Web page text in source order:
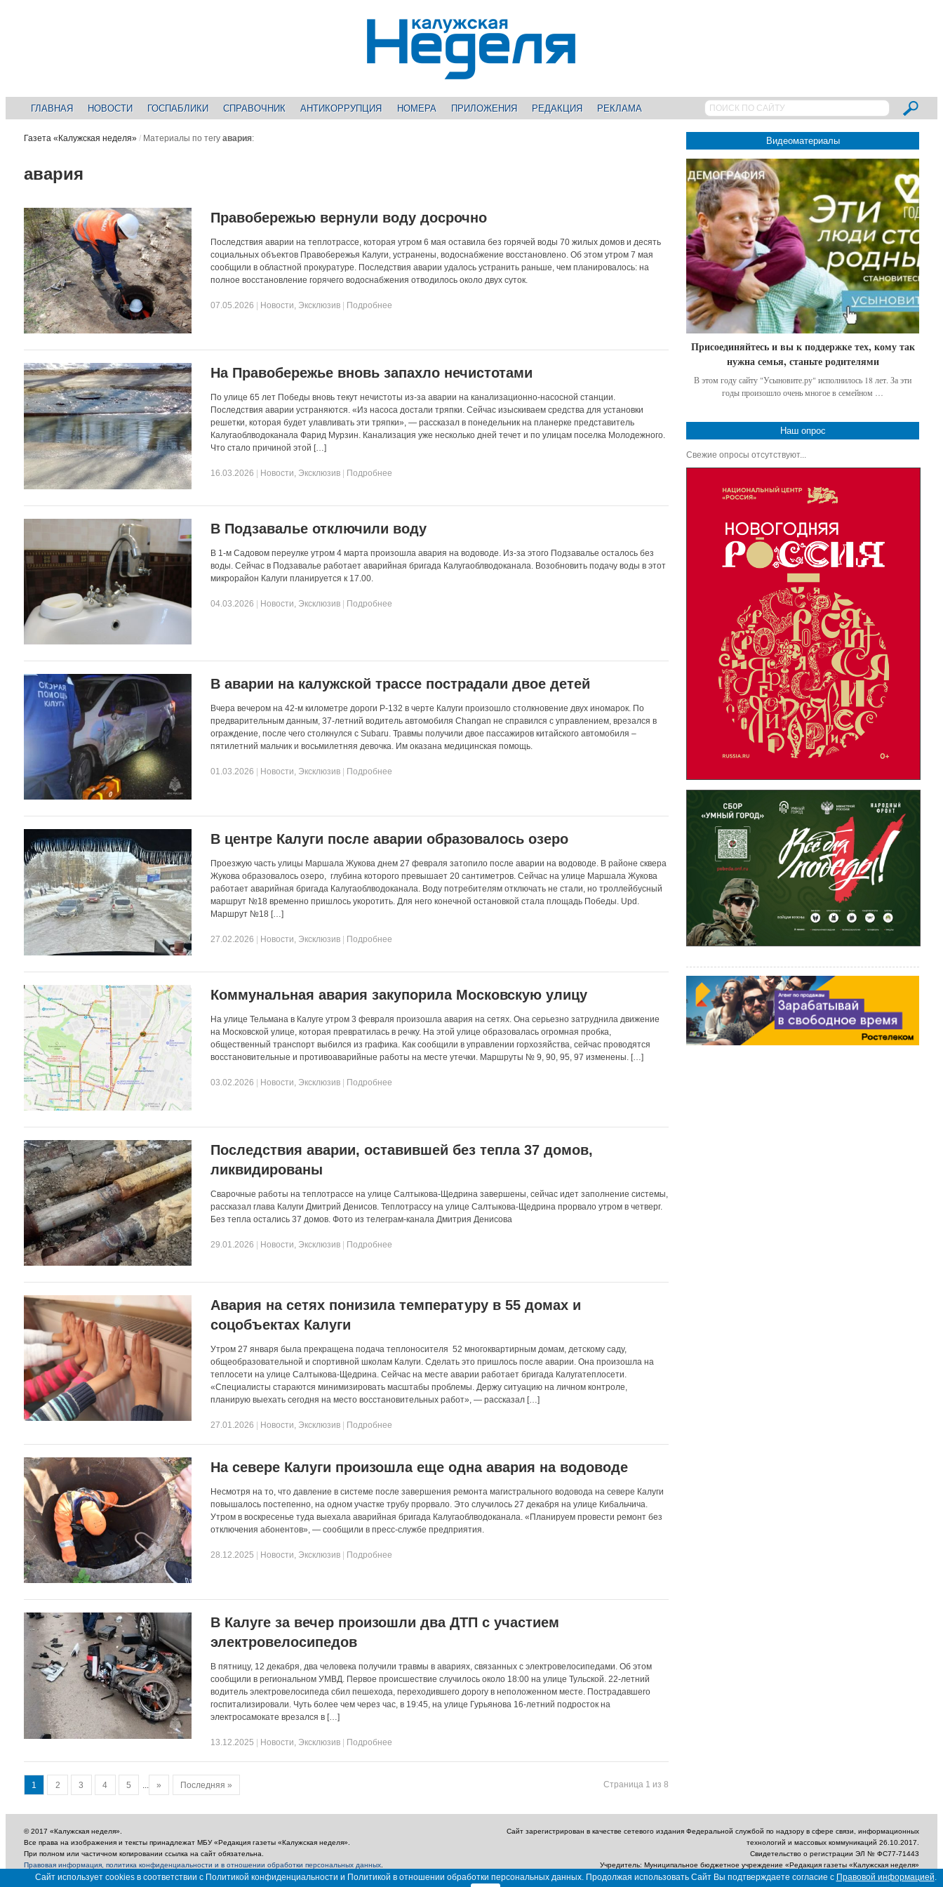
ГЛАВНАЯ НОВОСТИ ГОСПАБЛИКИ СПРАВОЧНИК АНТИКОРРУПЦИЯ НОМЕРА ПРИЛОЖЕНИЯ РЕДАКЦИЯ РЕКЛАМА
Газета «Калужская неделя» / Материалы по тегу авария:
авария
Правобережью вернули воду досрочно
Последствия аварии на теплотрассе, которая утром 6 мая оставила без горячей воды 70 жилых домов и десять
социальных объектов Правобережья Калуги, устранены, водоснабжение восстановлено. Об этом утром 7 мая
сообщили в областной прокуратуре. Последствия аварии удалось устранить раньше, чем планировалось: на
полное восстановление горячего водоснабжения отводилось около двух суток.
07.05.2026 Новости, Эксклюзив Подробнее
На Правобережье вновь запахло нечистотами
По улице 65 лет Победы вновь текут нечистоты из-за аварии на канализационно-насосной станции.
Последствия аварии устраняются. «Из насоса достали тряпки. Сейчас изыскиваем средства для установки
решетки, которая будет улавливать эти тряпки», — рассказал в понедельник на планерке представитель
Калугаоблводоканала Фарид Мурзин. Канализация уже несколько дней течет и по улицам поселка Молодежного.
Что стало причиной этой […]
16.03.2026 Новости, Эксклюзив Подробнее
В Подзавалье отключили воду
В 1-м Садовом переулке утром 4 марта произошла авария на водоводе. Из-за этого Подзавалье осталось без
воды. Сейчас в Подзавалье работает аварийная бригада Калугаоблводоканала. Возобновить подачу воды в этот
микрорайон Калуги планируется к 17.00.
04.03.2026 | Новости Эксклюзив | Подробнее
В аварии на калужской трассе пострадали двое детей
Вчера вечером на 42-м километре дороги Р-132 в черте Калуги произошло столкновение двух иномарок. По
предварительным данным, 37-летний водитель автомобиля Changan не справился с управлением, врезался в
ограждение, после чего столкнулся с Subaru. Травмы получили двое пассажиров китайского автомобиля –
пятилетний мальчик и восьмилетняя девочка. Им оказана медицинская помощь.
01.03.2026 Новости, Эксклюзив Подробнее
В центре Калуги после аварии образовалось озеро
Проезжую часть улицы Маршала Жукова днем 27 февраля затопило после аварии на водоводе. В районе сквера
Жукова образовалось озеро, глубина которого превышает 20 сантиметров. Сейчас на улице Маршала Жукова
работает аварийная бригада Калугаоблводоканала. Воду потребителям отключать не стали, но троллейбусный
маршрут №18 временно пришлось укоротить. Для него конечной остановкой стала площадь Победы. Upd.
Маршрут №18 […]
27.02.2026 Новости, Эксклюзив Подробнее
Коммунальная авария закупорила Московскую улицу
На улице Тельмана в Калуге утром 3 февраля произошла авария на сетях. Она серьезно затруднила движение
на Московской улице, которая превратилась в речку. На этой улице образовалась огромная пробка,
общественный транспорт выбился из графика. Как сообщили в управлении горхозяйства, сейчас проводятся
восстановительные и противоаварийные работы на месте утечки. Маршруты № 9, 90, 95, 97 изменены. […]
03.02.2026 | Новости Эксклюзив | Подробнее
Последствия аварии, оставившей без тепла 37 домов,
ликвидированы
Сварочные работы на теплотрассе на улице Салтыкова-Щедрина завершены, сейчас идет заполнение системы,
рассказал глава Калуги Дмитрий Денисов. Теплотрассу на улице Салтыкова-Щедрина прорвало утром в четверг.
Без тепла остались 37 домов. Фото из телеграм-канала Дмитрия Денисова
29.01.2026 | Новости Эксклюзив | Подробнее
Авария на сетях понизила температуру в 55 домах и
соцобъектах Калуги
Утром 27 января была прекращена подача теплоносителя 52 многоквартирным домам, детскому саду,
общеобразовательной и спортивной школам Калуги. Сделать это пришлось после аварии. Она произошла на
теплосети на улице Салтыкова-Щедрина. Сейчас на месте аварии работает бригада Калугатеплосети.
«Специалисты стараются минимизировать масштабы проблемы. Держу ситуацию на личном контроле,
планирую выехать сегодня на место восстановительных работ», — рассказал […]
27.01.2026 Новости, Эксклюзив Подробнее
На севере Калуги произошла еще одна авария на водоводе
Несмотря на то, что давление в системе после завершения ремонта магистрального водовода на севере Калуги
повышалось постепенно, на одном участке трубу прорвало. Это случилось 27 декабря на улице Кибальчича.
Утром в воскресенье туда выехала аварийная бригада Калугаоблводоканала. «Планируем провести ремонт без
отключения абонентов», — сообщили в пресс-службе предприятия.
28.12.2025 Новости, Эксклюзив Подробнее
В Калуге за вечер произошли два ДТП с участием
электровелосипедов
В пятницу, 12 декабря, два человека получили травмы в авариях, связанных с электровелосипедами. Об этом
сообщили в региональном УМВД. Первое происшествие случилось около 18:00 на улице Тульской. 22-летний
водитель электровелосипеда сбил пешехода, переходившего дорогу в неположенном месте. Пострадавшего
госпитализировали. Чуть более чем через час, в 19:45, на улице Гурьянова 16-летний подросток на
электросамокате врезался в […]
13.12.2025 Новости, Эксклюзив Подробнее
Страница 1 из 8
1 2 3 4 5 ... » Последняя »
Видеоматериалы
Присоединяйтесь и вы к поддержке тех, кому так
нужна семья, станьте родителями
В этом году сайту "Усыновите.ру" исполнилось 18 лет. За эти
годы произошло очень многое в семейном …
Наш опрос
Свежие опросы отсутствуют...
© 2017 «Калужская неделя».
Все права на изображения и тексты принадлежат МБУ «Редакция газеты «Калужская неделя».
При полном или частичном копировании ссылка на сайт обязательна.
Правовая информация, политика конфиденциальности и в отношении обработки персональных данных.
18+
Сайт зарегистрирован в качестве сетевого издания Федеральной службой по надзору в сфере связи, информационных
технологий и массовых коммуникаций 26.10.2017.
Свидетельство о регистрации ЭЛ № ФС77-71443
Учредитель: Муниципальное бюджетное учреждение «Редакция газеты «Калужская неделя»
Главный редактор: Амбарцумян А. Ю. / Электронный адрес редакции: nedelya_kaluga@adm.kaluga.ru / Телефон редакции: 400-
Сайт использует cookies в соответствии с Политикой конфиденциальности и Политикой в отношении обработки персональных данных. Продолжая использовать Сайт Вы подтверждаете согласие с Правовой информацией.